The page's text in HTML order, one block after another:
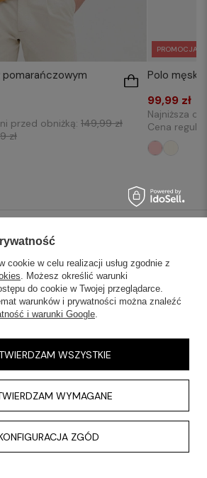
przed obniżką: 149,99 zł
zł
PROMOCJA
Polo
99,99 zł
Najniższa
Cena
cookie w celu realizacji usług zgodnie z
. Możesz określić warunki
do cookie w Twojej przeglądarce.
warunków i prywatności można znaleźć
i warunki Google.
WYMAGANE
ZGÓD
WSZYSTKIE